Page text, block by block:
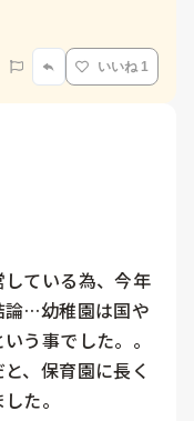
いいね 1
ている為、今年
論…幼稚園は国や
う事でした。。
、保育園に長く
た。